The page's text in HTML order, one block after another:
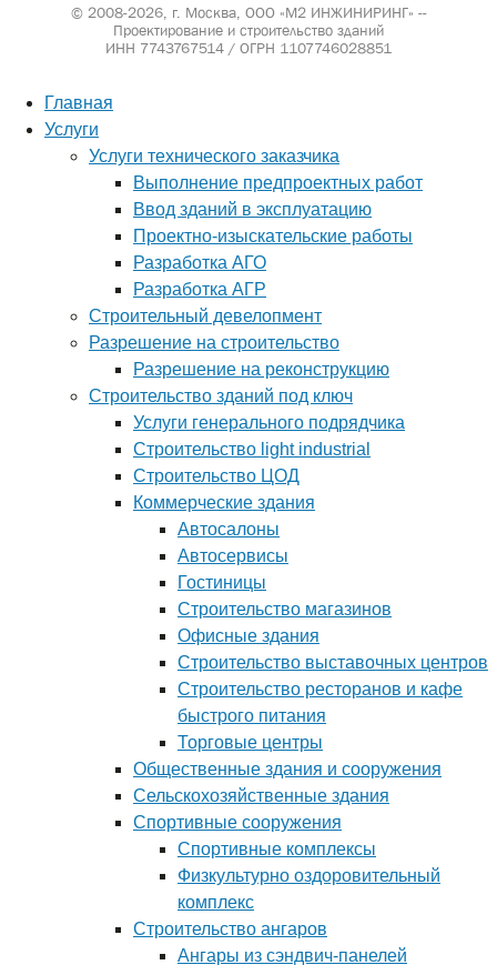
© 2008-2026, г. Москва, ООО «М2 ИНЖИНИРИНГ» --
Проектирование и строительство зданий
ИНН 7743767514 / ОГРН 1107746028851
Главная
Услуги
Услуги технического заказчика
Выполнение предпроектных работ
Ввод зданий в эксплуатацию
Проектно-изыскательские работы
Разработка АГО
Разработка АГР
Строительный девелопмент
Разрешение на строительство
Разрешение на реконструкцию
Строительство зданий под ключ
Услуги генерального подрядчика
Строительство light industrial
Строительство ЦОД
Коммерческие здания
Автосалоны
Автосервисы
Гостиницы
Строительство магазинов
Офисные здания
Строительство выставочных центров
Строительство ресторанов и кафе
быстрого питания
Торговые центры
Общественные здания и сооружения
Сельскохозяйственные здания
Спортивные сооружения
Спортивные комплексы
Физкультурно оздоровительный
комплекс
Строительство ангаров
Ангары из сэндвич-панелей